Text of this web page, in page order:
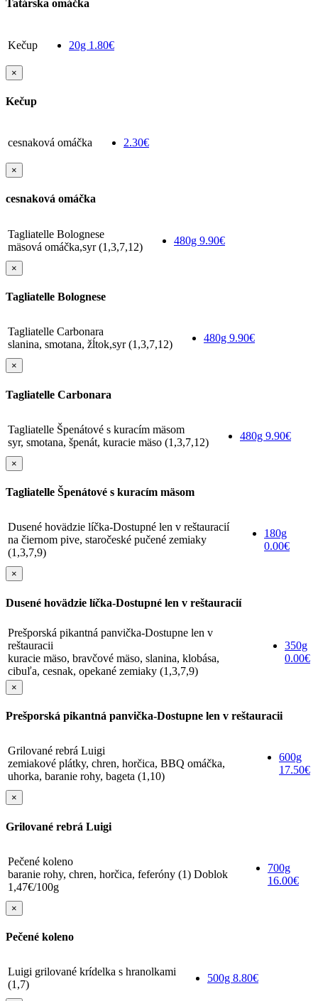
Tatárska omáčka
Kečup 20g 1.80€
×
Kečup
cesnaková omáčka 2.30€
×
cesnaková omáčka
Tagliatelle Bolognese
mäsová omáčka,syr (1,3,7,12)
480g 9.90€
×
Tagliatelle Bolognese
Tagliatelle Carbonara
slanina, smotana, žĺtok,syr (1,3,7,12)
480g 9.90€
×
Tagliatelle Carbonara
Tagliatelle Špenátové s kuracím mäsom
syr, smotana, špenát, kuracie mäso (1,3,7,12)
480g 9.90€
×
Tagliatelle Špenátové s kuracím mäsom
Dusené hovädzie líčka-Dostupné len v reštauracií
na čiernom pive, staročeské pučené zemiaky
(1,3,7,9)
180g
0.00€
×
Dusené hovädzie líčka-Dostupné len v reštauracií
Prešporská pikantná panvička-Dostupne len v
reštauracii
kuracie mäso, bravčové mäso, slanina, klobása,
cibuľa, cesnak, opekané zemiaky (1,3,7,9)
350g
0.00€
×
Prešporská pikantná panvička-Dostupne len v reštauracii
Grilované rebrá Luigi
zemiakové plátky, chren, horčica, BBQ omáčka,
uhorka, baranie rohy, bageta (1,10)
600g
17.50€
×
Grilované rebrá Luigi
Pečené koleno
baranie rohy, chren, horčica, feferóny (1) Doblok
1,47€/100g
700g
16.00€
×
Pečené koleno
Luigi grilované krídelka s hranolkami
(1,7)
500g 8.80€